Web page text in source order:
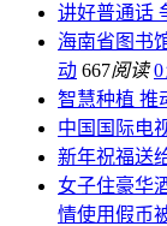
讲好普通话
海南省图书
动 667阅读 0
智慧种植 推
中国国际电
新年祝福送
女子住豪华
情使用假币